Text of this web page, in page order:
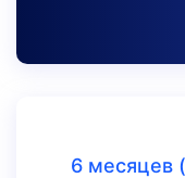
6 месяцев